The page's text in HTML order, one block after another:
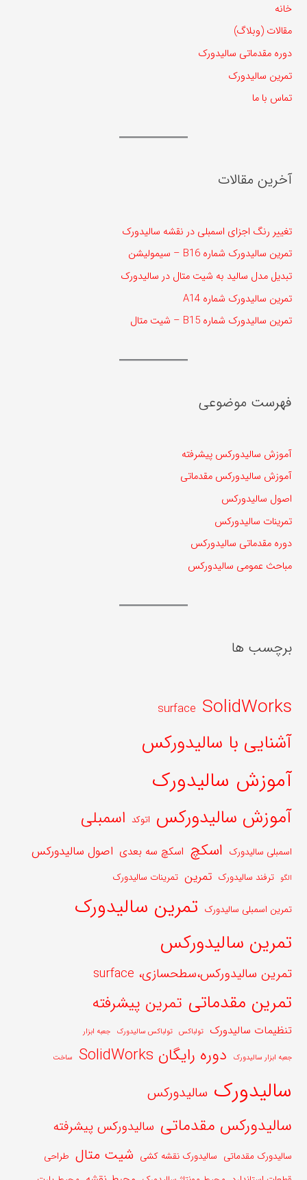
خانه
مقالات (وبلاگ)
دوره مقدماتی سالیدورک
تمرین سالیدورک
تماس با ما
آخرین مقالات
تغییر رنگ اجزای اسمبلی در نقشه سالیدورک
تمرین سالیدورک شماره B16 – سیمولیشن
تبدیل مدل سالید به شیت متال در سالیدورک
تمرین سالیدورک شماره A14
تمرین سالیدورک شماره B15 – شیت متال
فهرست موضوعی
آموزش سالیدورکس پیشرفته
آموزش سالیدورکس مقدماتی
اصول سالیدورکس
تمرینات سالیدورکس
دوره مقدماتی سالیدورکس
مباحث عمومی سالیدورکس
برچسب ها
SolidWorks
surface
آشنایی با سالیدورکس
آموزش سالیدورک
آموزش سالیدورکس اتوکد اسمبلی
اسمبلی سالیدورک اسکچ اسکچ سه بعدی اصول سالیدورکس
الگو ترفند سالیدورک تمرین تمرینات سالیدورک
تمرین اسمبلی سالیدورک تمرین سالیدورک
تمرین سالیدورکس
تمرین سالیدورکس،سطحسازی، surface
تمرین مقدماتی تمرین پیشرفته
تنظیمات سالیدورک تولباکس تولباکس سالیدورک جعبه ابزار
جعبه ابزار سالیدورک دوره رایگان SolidWorks ساخت
سالیدورک سالیدورکس
سالیدورکس مقدماتی سالیدورکس پیشرفته
سالیدورک مقدماتی سالیدورک نقشه کشی شیت متال طراحی